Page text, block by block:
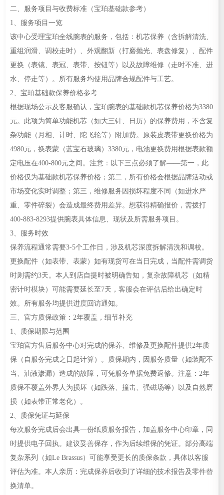
二、服务项目与收费标准（宝珀基础款参考）
1、服务项目一览
该中心受理宝珀全线腕表的服务，包括：机芯保养（含拆解清洗、
重组润滑、调校走时）、外观翻新（打磨抛光、表盘修复）、配件
更换（表镜、表冠、表带、按钮等）以及故障维修（走时不准、进
水、停走等）。所有服务均使用品牌合规配件与工艺。
2、宝珀基础款保养价格参考
根据现场公示及客服确认，宝珀腕表的基础款机芯保养价格为3380
元。此项为简单功能机芯（如大三针、日历）的保养费用，不含复
杂功能（月相、计时、陀飞轮等）附加费。原装皮表带更换价格为
4980元，换表蒙（蓝宝石玻璃）3380元，电池更换费用根据表款额
定电压在400-800元之间。注意：以下三点必须了解——第一，此
价格仅为基础款机芯保养价格；第二，所有价格会根据品牌活动或
市场变化实时调整；第三，维修服务因损坏程度不同（如进水严
重、零件碎裂）会造成最终费用差异。想获得精确报价，需拨打
400-883-8293提供腕表具体信息、现状及所需服务项目。
3、服务时效
保养流程通常需要3-5个工作日，涉及机芯深度拆解清洗和调校。
更换配件（如表带、表蒙）如有现货可在当日完成，当配件需调货
时则需约3天。本人到店自提时被明确告知，复杂故障机芯（如精
密计时模块）可能需要延长至7天，客服会在评估后给出确定时
效。所有服务均提供进度回访通知。
三、官方质保政策：2年覆盖，细节补充
1、质保期限与范围
宝珀官方售后服务中心对完成的保养、维修及更换配件提供2年质
保（自服务完成之日起计算）。质保期内，因服务质量（如装配不
当、油液渗漏）造成的故障，可凭服务单据免费返修。注意：2年
质保不覆盖外界人为损坏（如跌落、撞击、强磁场等）以及自然磨
损（如表带正常老化）。
2、质保凭证与延保
每次服务完成后会出具一份纸质服务报告，加盖服务中心印章，同
时提供电子回执。建议妥善保存，作为后续维保的凭证。部分高端
复杂系列（如Le Brassus）可能享受更长的质保条款，具体以客服
评估为准。本人亲历：完成保养后收到了详细的技术报告及零件替
换清单。